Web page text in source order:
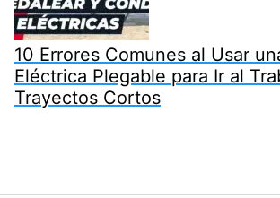
10 Errores Comunes al Usar
Eléctrica Plegable para Ir al
Trayectos Cortos